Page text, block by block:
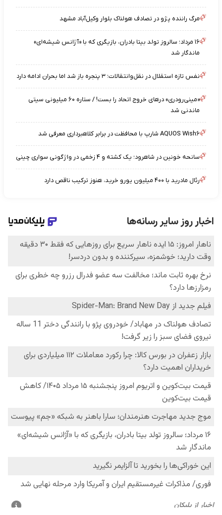
مرگ راننده پژو در تصادف هولناک بلوار وکیل‌آباد مشهد
۱۶ مرداد؛ سالروز تولد بیتا بادران، بازیگری که با «آژانس شیشه‌ای»
ماندگار شد
نفس تازه استقلال در نقل‌وانتقالات؛ ۳ پنجره باز شد اما بحران ادامه دارد
«مینی‌رودری» درهای خروج اتحاد را بست! / ستاره ۶۰ میلیونی سیتی
ماندنی شد
AQUOS Wish۶ شارپ با محافظت در برابر کلاهبرداری معرفی شد
سانحه خونین در شاهرود؛ یک کشته و ۴ زخمی در واژگونی سواری چینی
رئال مادرید با ۴۰۰ میلیون یورو خرید، هنوز ترکیب ناقص دارد